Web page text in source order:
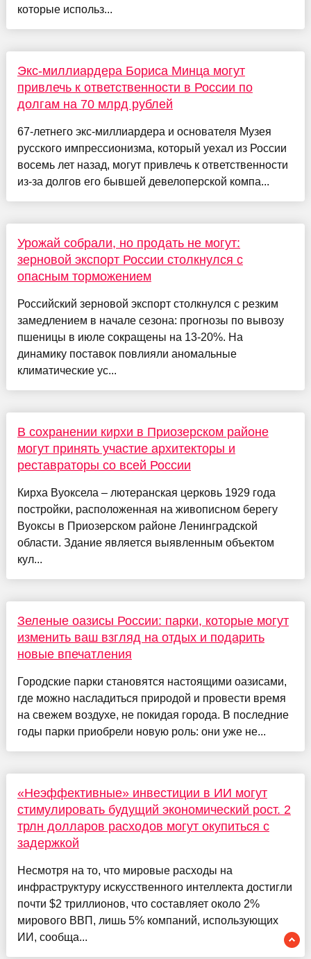
которые использ...
Экс-миллиардера Бориса Минца могут
привлечь к ответственности в России по
долгам на 70 млрд рублей
67-летнего экс-миллиардера и основателя Музея
русского импрессионизма, который уехал из России
восемь лет назад, могут привлечь к ответственности
из-за долгов его бывшей девелоперской компа...
Урожай собрали, но продать не могут:
зерновой экспорт России столкнулся с
опасным торможением
Российский зерновой экспорт столкнулся с резким
замедлением в начале сезона: прогнозы по вывозу
пшеницы в июле сокращены на 13-20%. На
динамику поставок повлияли аномальные
климатические ус...
В сохранении кирхи в Приозерском районе
могут принять участие архитекторы и
реставраторы со всей России
Кирха Вуоксела – лютеранская церковь 1929 года
постройки, расположенная на живописном берегу
Вуоксы в Приозерском районе Ленинградской
области. Здание является выявленным объектом
кул...
Зеленые оазисы России: парки, которые могут
изменить ваш взгляд на отдых и подарить
новые впечатления
Городские парки становятся настоящими оазисами,
где можно насладиться природой и провести время
на свежем воздухе, не покидая города. В последние
годы парки приобрели новую роль: они уже не...
«Неэффективные» инвестиции в ИИ могут
стимулировать будущий экономический рост. 2
трлн долларов расходов могут окупиться с
задержкой
Несмотря на то, что мировые расходы на
инфраструктуру искусственного интеллекта достигли
почти $2 триллионов, что составляет около 2%
мирового ВВП, лишь 5% компаний, использующих
ИИ, сообща...